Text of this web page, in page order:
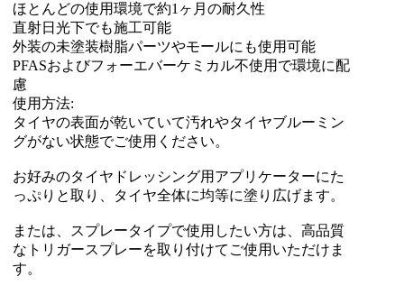
ほとんどの使用環境で約1ヶ月の耐久性
直射日光下でも施工可能
外装の未塗装樹脂パーツやモールにも使用可能
PFASおよびフォーエバーケミカル不使用で環境に配
慮
使用方法:
タイヤの表面が乾いていて汚れやタイヤブルーミン
グがない状態でご使用ください。
お好みのタイヤドレッシング用アプリケーターにた
っぷりと取り、タイヤ全体に均等に塗り広げます。
または、スプレータイプで使用したい方は、高品質
なトリガースプレーを取り付けてご使用いただけま
す。